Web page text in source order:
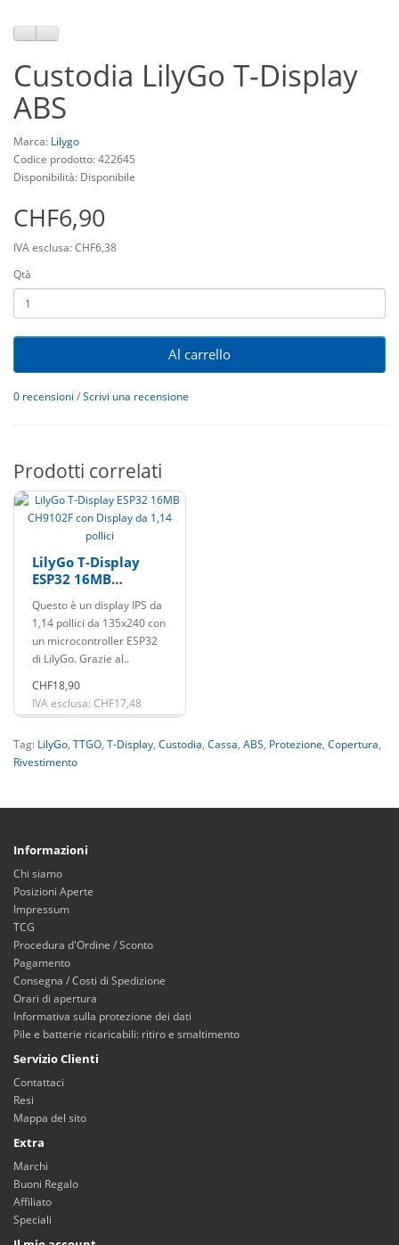
Custodia LilyGo T-Display
ABS
Marca: Lilygo
Codice prodotto: 422645
Disponibilità: Disponibile
CHF6,90
IVA esclusa: CHF6,38
Qtà
Al carrello
0 recensioni /Scrivi una recensione
Prodotti correlati
LilyGo T-Display
ESP32 16MB
Display da 1,14
pollici
Questo è un display IPS da
1,14 pollici da 135x240 con
un microcontroller ESP32
di LilyGo. Grazie al..
CHF18,90
IVA esclusa: CHF17,48
Tag: LilyGo, TTGO, T-Display, Custodia, Cassa, ABS, Protezione, Copertura,
Rivestimento
Informazioni
Chi siamo
Posizioni Aperte
Impressum
TCG
Procedura d'Ordine / Sconto
Pagamento
Consegna / Costi di Spedizione
Orari di apertura
Informativa sulla protezione dei dati
Pile e batterie ricaricabili: ritiro e smaltimento
Servizio Clienti
Contattaci
Resi
Mappa del sito
Extra
Marchi
Buoni Regalo
Affiliato
Speciali